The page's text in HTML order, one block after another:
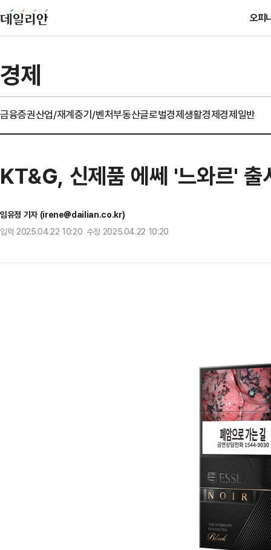
오피
경제
금융증권산업/재계중기/벤처부동산글로벌경제생활경제경제일반
KT&G, 신제품 에쎄 '느와르' 출
임유정 기자 (irene@dailian.co.kr)
입력 2025.04.22 10:20 수정 2025.04.22 10:20